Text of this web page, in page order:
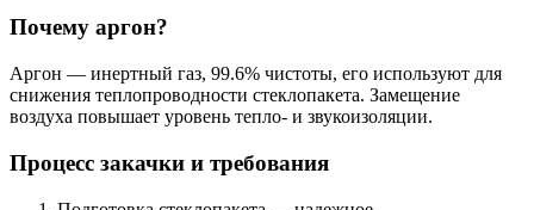
Почему аргон?
Аргон — инертный газ, 99.6% чистоты, его используют для
снижения теплопроводности стеклопакета. Замещение
воздуха повышает уровень тепло- и звукоизоляции.
Процесс закачки и требования